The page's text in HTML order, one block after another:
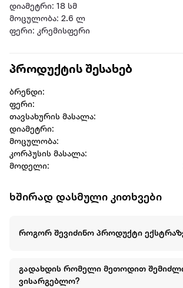
დიამეტრი: 18 სმ
მოცულობა: 2.6 ლ
ფერი: კრემისფერი
პროდუქტის შესახებ
ბრენდი:
ფერი:
თავსახურის მასალა:
დიამეტრი:
მოცულობა:
კორპუსის მასალა:
მოდელი:
ხშირად დასმული კითხვები
როგორ შევიძინო პროდუქტი
გადახდის რომელი მეთოდით
ვისარგებლო?